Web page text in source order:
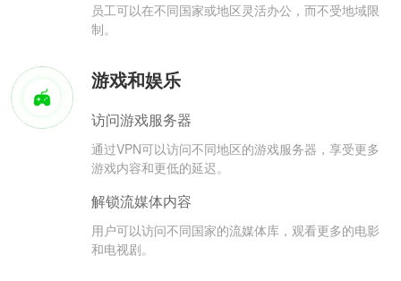
员工可以在不同国家或地区灵活办公，而不受地域限
制。
游戏和娱乐
访问游戏服务器
通过VPN可以访问不同地区的游戏服务器，享受更多
游戏内容和更低的延迟。
解锁流媒体内容
用户可以访问不同国家的流媒体库，观看更多的电影
和电视剧。